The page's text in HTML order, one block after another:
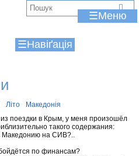
navigation
☰
☰
Літо
Македонія
поездки в Крым, у меня произошёл
такого содержания:
Македонию на СИВ?..
по финансам?